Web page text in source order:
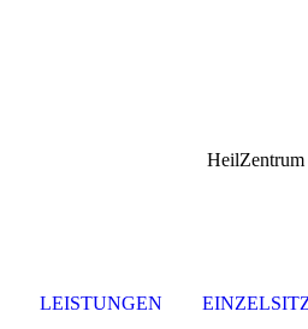
LEISTUNGEN